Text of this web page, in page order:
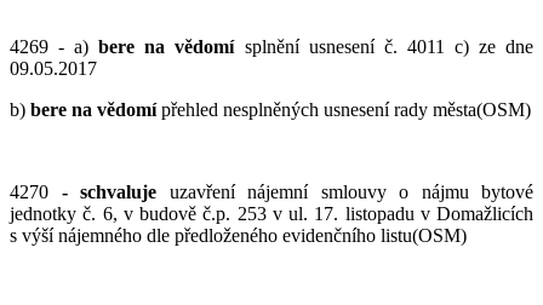
4269 - a)bere na vědomí splnění usnesení č. 4011 c) ze dne
09.05.2017
b) bere na vědomípřehled nesplněných usnesení rady města(OSM)
4270 - schvaluje uzavření nájemní smlouvy o nájmu bytové
jednotky č. 6, v budově č.p. 253 v ul. 17. listopadu v Domažlicích
s výší nájemného dle předloženého evidenčního listu(OSM)